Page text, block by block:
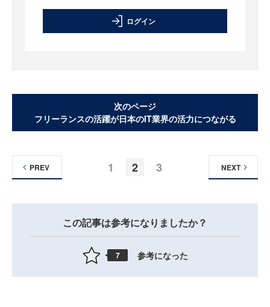
ログイン
次のページ
フリーランスの活躍が日本のIT業界の活力につながる
1 2 3
PREV NEXT
この記事は参考になりましたか？
7 参考になった